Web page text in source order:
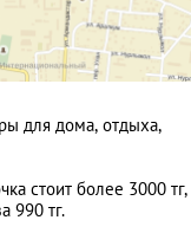
для дома, отдыха,
стоит более 3000 тг,
990 тг.